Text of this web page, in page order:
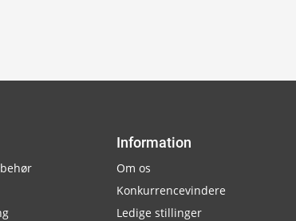
Information
Om os
Konkurrencevindere
Ledige stillinger